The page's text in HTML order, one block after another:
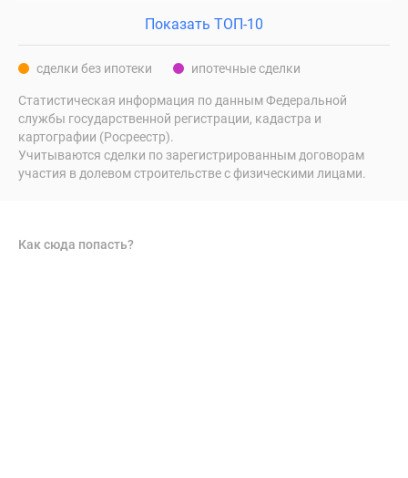
Показать ТОП-10
сделки без ипотеки ипотечные сделки
Статистическая информация по данным Федеральной
службы государственной регистрации, кадастра и
картографии (Росреестр).
Учитываются сделки по зарегистрированным договорам
участия в долевом строительстве с физическими лицами.
Как сюда попасть?